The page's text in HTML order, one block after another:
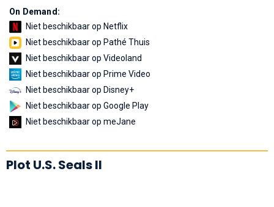
On Demand:
Niet beschikbaar op Netflix
Niet beschikbaar op Pathé Thuis
Niet beschikbaar op Videoland
Niet beschikbaar op Prime Video
Niet beschikbaar op Disney+
Niet beschikbaar op Google Play
Niet beschikbaar op meJane
Plot U.S. Seals II